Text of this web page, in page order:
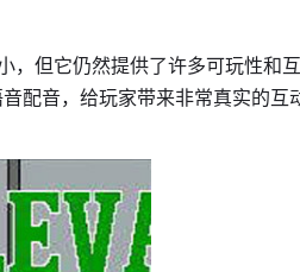
，但它仍然提供了许多可玩性和
配音，给玩家带来非常真实的互